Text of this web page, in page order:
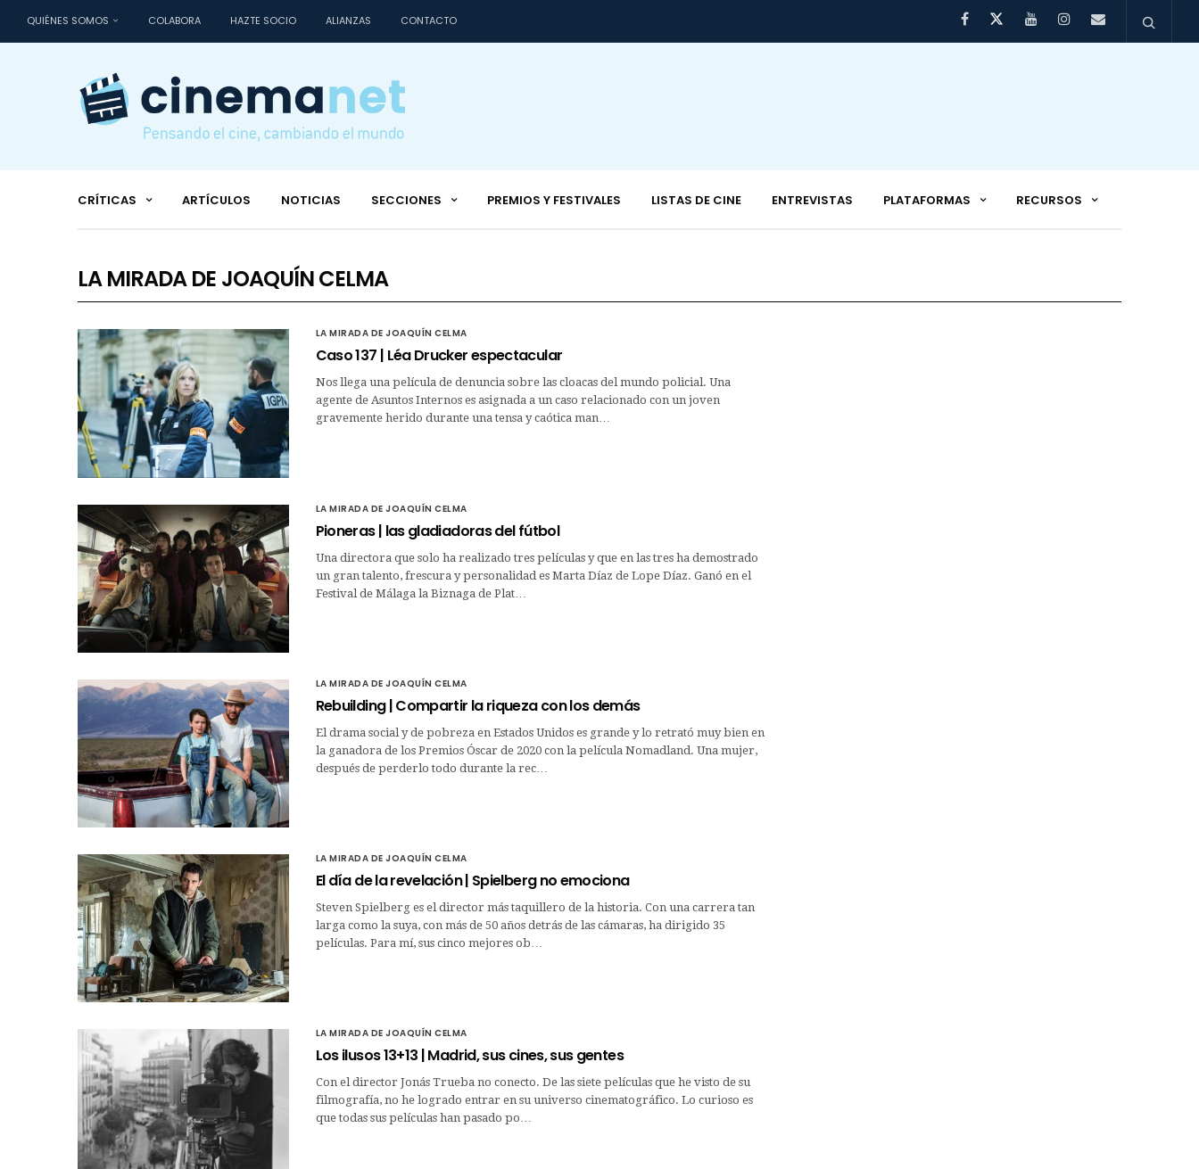
QUIÉNES SOMOS COLABORA HAZTE SOCIO ALIANZAS CONTACTO
CRÍTICAS ARTÍCULOS NOTICIAS SECCIONES PREMIOS Y FESTIVALES LISTAS DE CINE ENTREVISTAS PLATAFORMAS RECURSOS
LA MIRADA DE JOAQUÍN CELMA
LA MIRADA DE JOAQUÍN CELMA
Caso 137 | Léa Drucker espectacular
Nos llega una película de denuncia sobre las cloacas del mundo policial. Una
agente de Asuntos Internos es asignada a un caso relacionado con un joven
gravemente herido durante una tensa y caótica man…
LA MIRADA DE JOAQUÍN CELMA
Pioneras | las gladiadoras del fútbol
Una directora que solo ha realizado tres películas y que en las tres ha demostrado
un gran talento, frescura y personalidad es Marta Díaz de Lope Díaz. Ganó en el
Festival de Málaga la Biznaga de Plat…
LA MIRADA DE JOAQUÍN CELMA
Rebuilding | Compartir la riqueza con los demás
El drama social y de pobreza en Estados Unidos es grande y lo retrató muy bien en
la ganadora de los Premios Óscar de 2020 con la película Nomadland. Una mujer,
después de perderlo todo durante la rec…
LA MIRADA DE JOAQUÍN CELMA
El día de la revelación | Spielberg no emociona
Steven Spielberg es el director más taquillero de la historia. Con una carrera tan
larga como la suya, con más de 50 años detrás de las cámaras, ha dirigido 35
películas. Para mí, sus cinco mejores ob…
LA MIRADA DE JOAQUÍN CELMA
Los ilusos 13+13 | Madrid, sus cines, sus gentes
Con el director Jonás Trueba no conecto. De las siete películas que he visto de su
filmografía, no he logrado entrar en su universo cinematográfico. Lo curioso es
que todas sus películas han pasado po…